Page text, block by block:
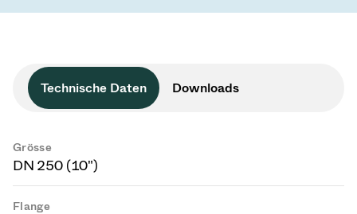
Technische Daten Downloads
Grösse
DN 250 (10")
Flange